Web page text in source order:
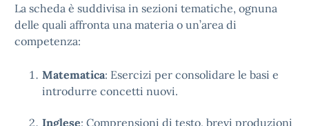
La scheda è suddivisa in sezioni tematiche, ognuna
delle quali affronta una materia o un’area di
competenza:
Matematica: Esercizi per consolidare le basi e
introdurre concetti nuovi.
Inglese: Comprensioni di testo, brevi produzioni